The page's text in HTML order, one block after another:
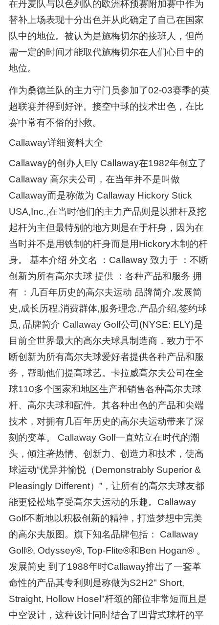
在丹麦队与以色列队的欧洲杯预赛附加赛中作为
替补上场表现十分出色并从此确定了自己在国家
队中的地位。被认为是施梅切尔的接班人，但尚
需一定的时间才能取代施梅切尔在人们心目中的
地位。
作为桑德兰队的主力守门员参加了02-03赛季的英
超联赛并得到好评。接空中球的技术出色，在比
赛中常有不俗的扑救。
Callaway详细资料大全
Callaway的创办人Ely Callaway在1982年创立了
Callaway 高尔夫公司，在当年并不是叫做
Callaway而是称做为 Callaway Hickory Stick
USA,Inc.,在当时他们的主力产品则是以推杆及挖
起杆为主但最特别的地方则是在于杆身，因为在
当时并不是用铁制的杆身而是用Hickory木制的杆
身。 基本介绍 外文名 ：Callaway 致力于 ：不断
创新为所有高尔夫球 提供 ：各种产品和服务 拥
有 ：几百年历史的高尔夫运动 品牌简介,发展简
史,成长历程,消费群体,服务理念,产品介绍,签约球
员, 品牌简介 Callaway Golf公司(NYSE: ELY)是
目前全世界最大的高尔夫球具制造商，致力于不
断创新为所有高尔夫球爱好者提供各种产品和服
务，帮助他们提高球艺。卡拉威高尔夫公司在全
球110多个国家和地区生产和销售各种高尔夫球
杆、高尔夫球和配件。其各种出色的产品和尖端
技术，对拥有几百年历史的高尔夫运动带来了深
刻的变革。 Callaway Golf一直站立在时代的潮
头，倾注著热情、创新力、创造力和技术，使高
球运动“优异并愉悦（Demonstrably Superior &
Pleasingly Different）”，让所有的高尔夫球友都
能更轻松地享受高尔夫运动的乐趣。Callaway
Golf不断地以积极创新的精神，打造梦想中完美
的高尔夫版图。旗下知名品牌包括： Callaway
Golf®, Odyssey®, Top-Flite®和Ben Hogan® 。
发展简史 到了1988年时Callaway推出了一套革
命性的产品其专利则是称做为S2H2" Short,
Straight, Hollow Hosel"杆颈的部位非常短而且是
中空设计，这种设计同时结合了凹背式球杆的平